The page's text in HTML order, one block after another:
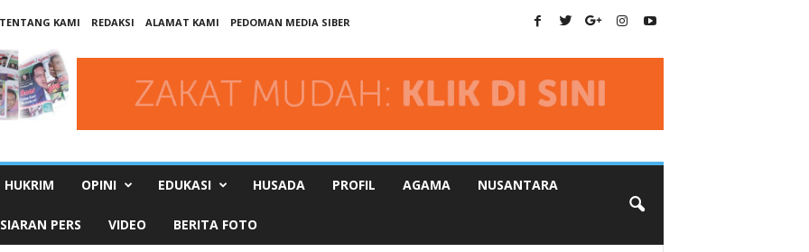
TENTANG KAMI REDAKSI ALAMAT KAMI
PEDOMAN MEDIA SIBER
HUKRIM OPINI EDUKASI HUSADA PROFIL AGAMA NUSANTARA
SIARAN PERS VIDEO BERITA FOTO